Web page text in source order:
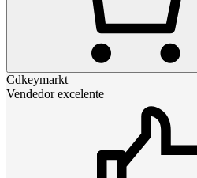
Cdkeymarkt
Vendedor excelente